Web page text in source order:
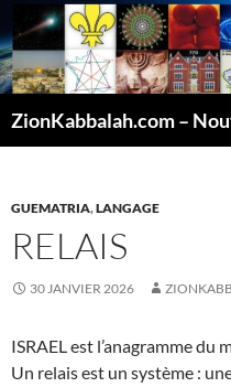
ZionKabbalah.com –
GUEMATRIA,LANGAGE
RELAIS
30 JANVIER 2026
ISRAEL est l’anagramme du
Un relais est un système :